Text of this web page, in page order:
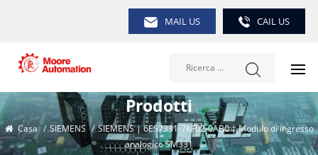
MAIL US CAIL US
Prodotti
Casa / SIEMENS / SIEMENS | 6ES7331-7KF02-0AB0 | Modulo di ingresso
analogico SM331